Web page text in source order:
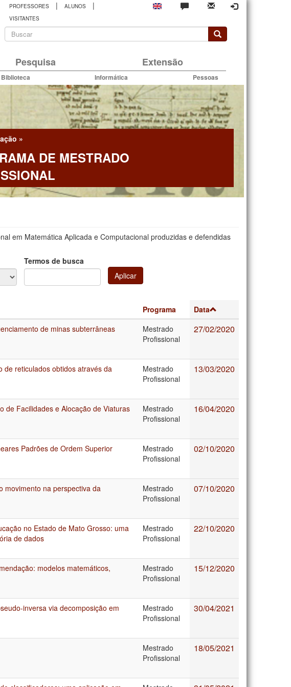
PROFESSORES | ALUNOS |
VISITANTES
Formulário
busca
Pesquisa Extensão
Biblioteca Informática Pessoas
»
DE MESTRADO
em Matemática Aplicada e Computacional produzidas e defendidas
Termos de busca
Aplicar
Programa
Data
de minas subterrâneas
Mestrado
Profissional
27/02/2020
de reticulados obtidos através da
Mestrado
Profissional
13/03/2020
de Facilidades e Alocação de Viaturas
Mestrado
Profissional
16/04/2020
Padrões de Ordem Superior
Mestrado
Profissional
02/10/2020
movimento na perspectiva da
Mestrado
Profissional
07/10/2020
no Estado de Mato Grosso: uma
de dados
Mestrado
Profissional
22/10/2020
modelos matemáticos,
Mestrado
Profissional
15/12/2020
inversa via decomposição em
Mestrado
Profissional
30/04/2021
Mestrado
Profissional
18/05/2021